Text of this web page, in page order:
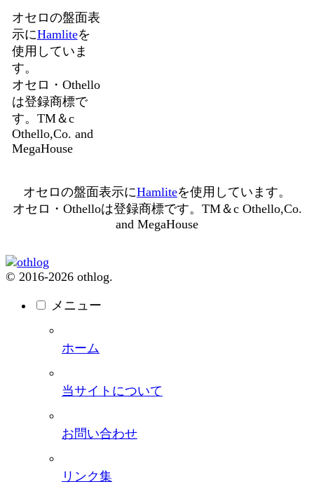
オセロの盤面表
示にHamliteを
使用していま
す。
オセロ・Othello
は登録商標で
す。TM＆c
Othello,Co. and
MegaHouse
オセロの盤面表示にHamliteを使用しています。
オセロ・Othelloは登録商標です。TM＆c Othello,Co.
and MegaHouse
© 2016-2026 othlog.
メニュー
ホーム
当サイトについて
お問い合わせ
リンク集